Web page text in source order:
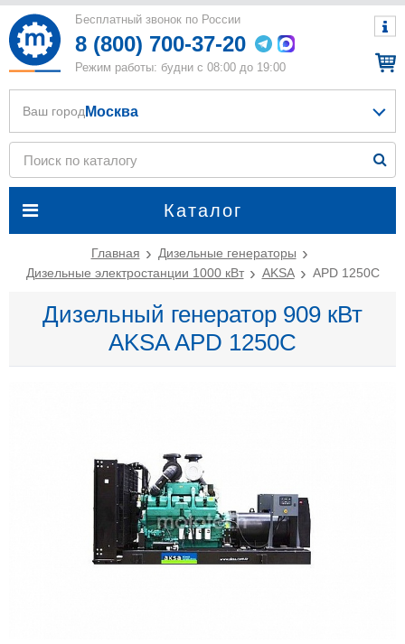
Бесплатный звонок по России
8 (800) 700-37-20
Режим работы: будни с 08:00 до 19:00
Каталог
Ваш город Москва
Главная
Дизельные генераторы
Дизельные электростанции 1000 кВт
AKSA APD 1250C
Дизельный генератор 909 кВт
AKSA APD 1250C